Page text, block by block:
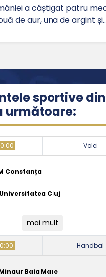
a câștigat patru
de aur, una de argint și…
sportive din
următoare:
Volei
Constanța
Universitatea Cluj
mai mult
Handbal
Minaur Baia Mare